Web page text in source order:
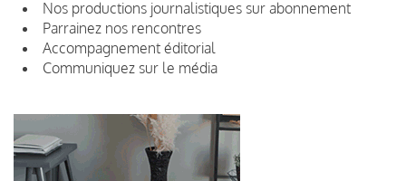
Nos productions journalistiques sur abonnement
Parrainez nos rencontres
Accompagnement éditorial
Communiquez sur le média